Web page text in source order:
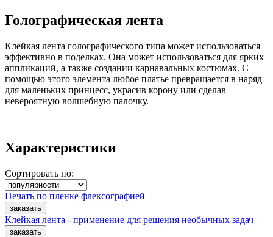
Голографическая лента
Клейкая лента голографического типа может использоваться
эффективно в поделках. Она может использоваться для ярких
аппликаций, а также создании карнавальных костюмах. С
помощью этого элемента любое платье превращается в наряд
для маленьких принцесс, украсив корону или сделав
невероятную волшебную палочку.
Характеристики
Сортировать по:
Печать по пленке флексографией
Клейкая лента - применение для решения необычных задач